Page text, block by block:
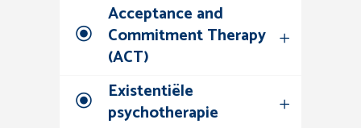
Acceptance and
Commitment Therapy
(ACT)
Existentiële
psychotherapie